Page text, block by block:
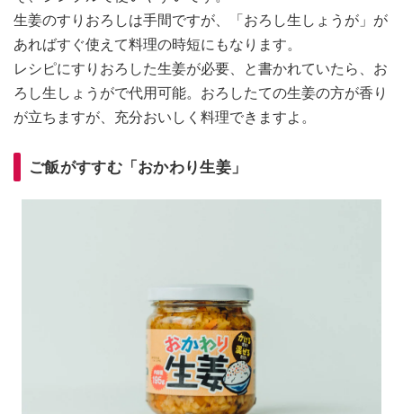
生姜のすりおろしは手間ですが、「おろし生しょうが」が
あればすぐ使えて料理の時短にもなります。
レシピにすりおろした生姜が必要、と書かれていたら、お
ろし生しょうがで代用可能。おろしたての生姜の方が香り
が立ちますが、充分おいしく料理できますよ。
ご飯がすすむ「おかわり生姜」